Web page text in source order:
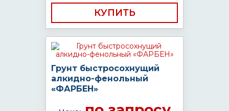
КУПИТЬ
Грунт быстросохнущий
алкидно-фенольный
«ФАРБЕН»